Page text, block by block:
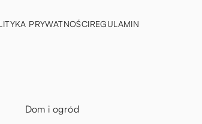
PRYWATNOŚCIREGULAMIN
Dom i ogród